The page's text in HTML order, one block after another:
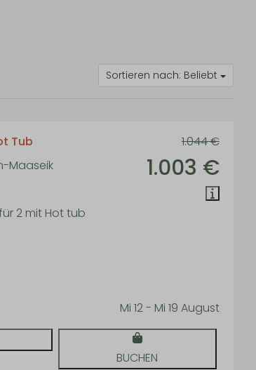
Sortieren nach: Beliebt
1.044 €
1.003 €
Tub
Maaseik
2 mit Hot tub
Mi 12 - Mi 19 August
BUCHEN